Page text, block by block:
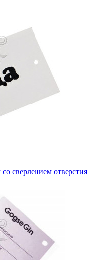
с фигурной вырубкой